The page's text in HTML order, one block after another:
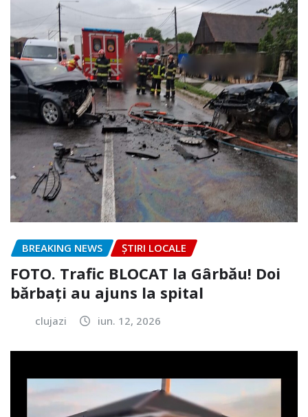
BREAKING NEWS ȘTIRI LOCALE
FOTO. Trafic BLOCAT la Gârbău! Doi
bărbați au ajuns la spital
clujazi iun. 12, 2026